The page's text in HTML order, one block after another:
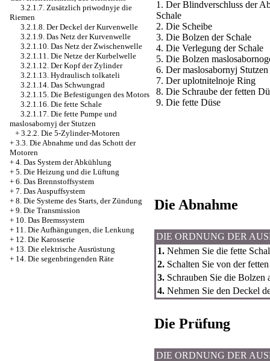
3.2.1.7. Zusätzlich priwodnyje die
Riemen
3.2.1.8. Der Deckel der Kurvenwelle
3.2.1.9. Das Netz der Kurvenwelle
3.2.1.10. Das Netz der Zwischenwelle
3.2.1.11. Die Netze der Kurbelwelle
3.2.1.12. Der Kopf der Zylinder
3.2.1.13. Hydraulisch tolkateli
3.2.1.14. Das Schwungrad
3.2.1.15. Die Befestigungen des Motors
3.2.1.16. Die fette Schale
3.2.1.17. Die fette Pumpe und
maslosabornyj der Stutzen
+ 3.2.2. Die 5-Zylinder-Motoren
+ 3.3. Die Abnahme und das Schott der
Motoren
+ 4. Das System der Abkühlung
+ 5. Die Heizung und die Lüftung
+ 6. Das Brennstoffsystem
+ 7. Das Auspuffsystem
+ 8. Die Systeme des Starts, der Zündung
+ 9. Die Transmission
+ 10. Das Bremssystem
+ 11. Die Aufhängungen, die Lenkung
+ 12. Die Karosserie
+ 13. Die elektrische Ausrüstung
+ 14. Die segenbringenden Räte
1. Der Blindverschluss der
Schale
2. Die Scheibe
3. Die Bolzen der Schale
4. Die Verlegung der Schale
5. Die Bolzen
6. Der maslosabornyj Stutzen
7. Der uplotnitelnoje Ring
8. Die Schraube der fetten
9. Die fette Düse
Die Abnahme
DIE ORDNUNG DER
1. Nehmen Sie die fette
2. Schalten Sie von der
3. Schrauben Sie die Bolzen
4. Nehmen Sie den Deckel
Die Prüfung
DIE ORDNUNG DER